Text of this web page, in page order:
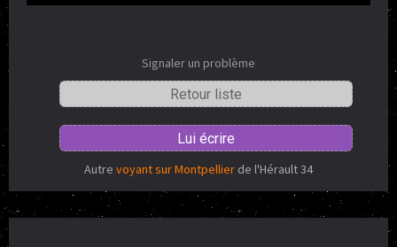
Signaler un problème
Retour liste
Lui écrire
Autre voyant sur Montpellier de l'Hérault 34